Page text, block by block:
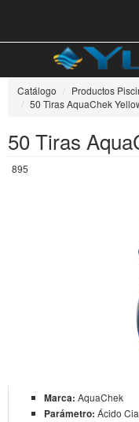
Catálogo Productos
50 Tiras AquaChek
50 Tiras
895
Marca: AquaChek
Parámetro: Ácido